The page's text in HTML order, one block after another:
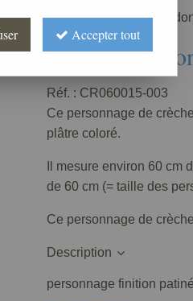
Soyez le premier à
Prix : Nous
Réf. : CR060015-003
Ce personnage de
plâtre coloré.
Il mesure environ 60 cm
de 60 cm (= taille des
Ce personnage de
Description
personnage finition
Accepter tout